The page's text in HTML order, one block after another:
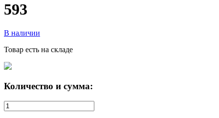
593
В наличии
Товар есть на складе
Количество и сумма: